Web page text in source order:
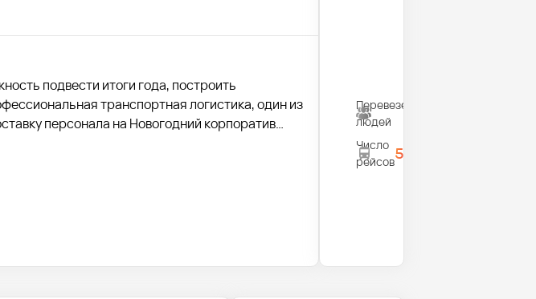
подвести итоги года, построить
транспортная логистика, один из
персонала на Новогодний корпоратив
Перевезено
людей
Число
рейсов5